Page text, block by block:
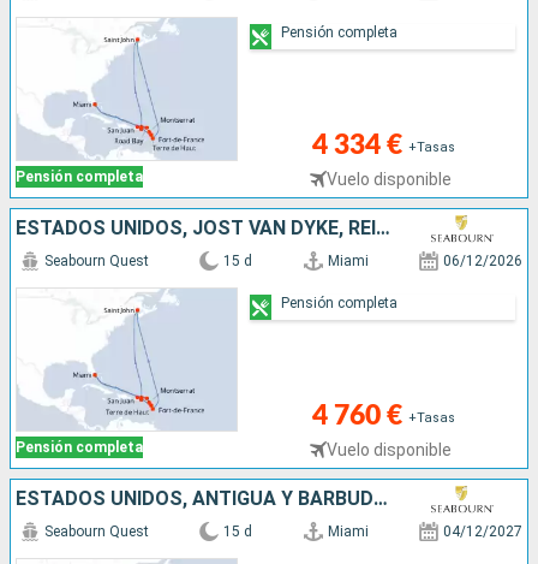
Pensión completa
4 334 € +Tasas
Vuelo disponible
Pensión completa
ESTADOS UNIDOS, JOST VAN DYKE, REINO UNIDO, CANADÁ, ANGUILLA, GUADALUPE, MARTINICA, PORTO RICO
Pensión completa
Seabourn Quest 15 d Miami 06/12/2026
4 760 € +Tasas
Vuelo disponible
Pensión completa
ESTADOS UNIDOS, ANTIGUA Y BARBUDA, FRANCIA, MARTINICA, CANADÁ, REINO UNIDO, ANGUILLA, JOST VAN DYKE
Seabourn Quest 15 d Miami 04/12/2027